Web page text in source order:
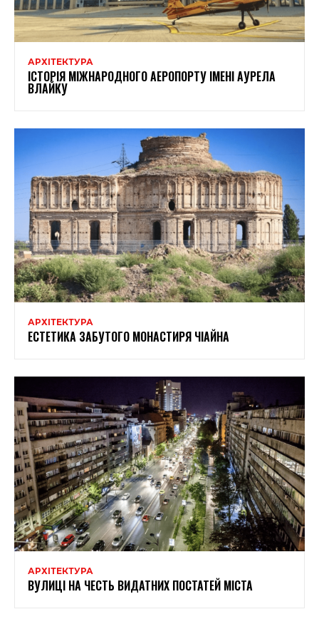
АРХІТЕКТУРА
ІСТОРІЯ МІЖНАРОДНОГО АЕРОПОРТУ ІМЕНІ АУРЕЛА
ВЛАЙКУ
АРХІТЕКТУРА
ЕСТЕТИКА ЗАБУТОГО МОНАСТИРЯ ЧІАЙНА
АРХІТЕКТУРА
ВУЛИЦІ НА ЧЕСТЬ ВИДАТНИХ ПОСТАТЕЙ МІСТА